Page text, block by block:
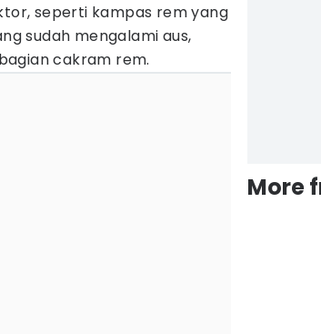
seperti kampas rem yang
sudah mengalami aus,
cakram rem.
More